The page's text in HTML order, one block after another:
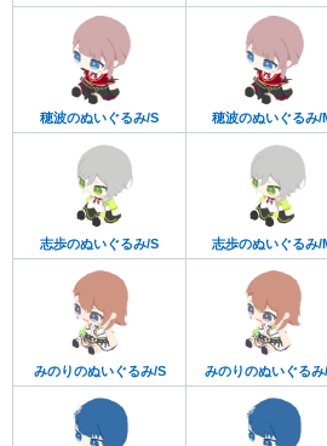
穂波のぬいぐるみ/S 穂波のぬいぐるみ/
志歩のぬいぐるみ/S 志歩のぬいぐるみ/
みのりのぬいぐるみ/S みのりのぬいぐるみ